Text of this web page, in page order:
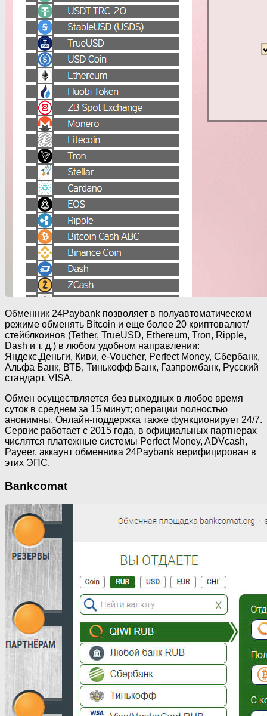
Обменник 24Paybank позволяет в полуавтоматическом
режиме обменять Bitcoin и еще более 20 криптовалют/
стейблкоинов (Tether, TrueUSD, Ethereum, Tron, Ripple,
Dash и т. д.) в любом удобном направлении:
Яндекс.Деньги, Киви, e-Voucher, Perfect Money, Сбербанк,
Альфа Банк, ВТБ, Тинькофф Банк, Газпромбанк, Русский
стандарт, VISA.
Обмен осуществляется без выходных в любое время
суток в среднем за 15 минут; операции полностью
анонимны. Онлайн-поддержка также функционирует 24/7.
Сервис работает с 2015 года, в официальных партнерах
числятся платежные системы Perfect Money, ADVcash,
Payeer, аккаунт обменника 24Paybank верифицирован в
этих ЭПС.
Bankcomat